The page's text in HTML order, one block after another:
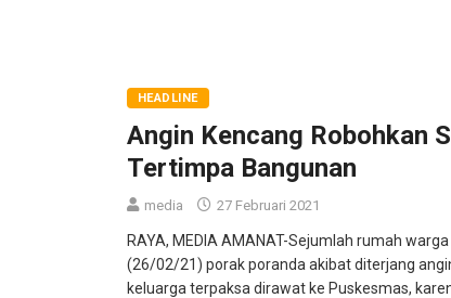
HEADLINE
Angin Kencang Robohkan
Tertimpa Bangunan
media 27 Februari 2021
RAYA, MEDIA AMANAT-Sejumlah rumah
(26/02/21) porak poranda akibat diterjang
keluarga terpaksa dirawat ke Puskesmas,